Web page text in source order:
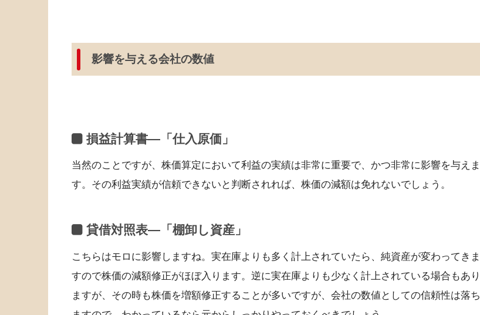
影響を与える会社の数値
損益計算書—「仕入原価」
当然のことですが、株価算定において利益の実績は非常に重要で、かつ非常に影響を与えま
す。その利益実績が信頼できないと判断されれば、株価の減額は免れないでしょう。
貸借対照表—「棚卸し資産」
こちらはモロに影響しますね。実在庫よりも多く計上されていたら、純資産が変わってきま
すので株価の減額修正がほぼ入ります。逆に実在庫よりも少なく計上されている場合もあり
ますが、その時も株価を増額修正することが多いですが、会社の数値としての信頼性は落ち